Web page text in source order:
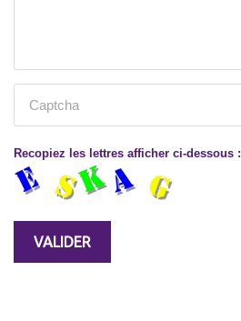
Recopiez les lettres afficher ci-dessous :